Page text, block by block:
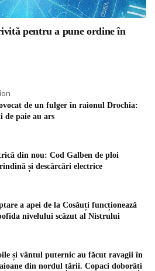
pentru a pune ordine în
de un fulger în raionul Drochia:
de paie au ars
din nou: Cod Galben de ploi
și descărcări electrice
a apei de la Cosăuți funcționează
nivelului scăzut al Nistrului
și vântul puternic au făcut ravagii în
din nordul țării. Copaci doborâți